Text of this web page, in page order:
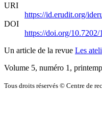
URI
https://id.erudit.org/
DOI
https://doi.org/10.7202/
Un article de la revue Les
Volume 5, numéro 1,
Tous droits réservés © Centre de